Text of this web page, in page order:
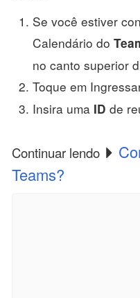
Se você estiver
Calendário do
no canto superior
Toque em
Insira uma ID de
Continuar lendo
Teams?